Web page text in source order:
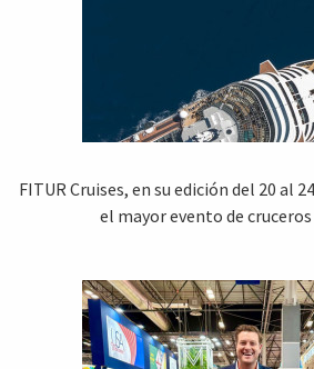
FITUR Cruises, en su edición del 20 al
el mayor evento de